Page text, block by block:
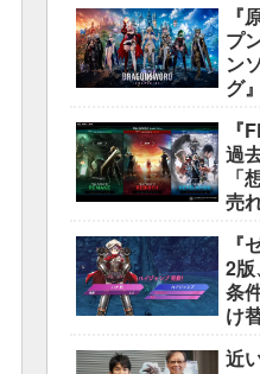
『
プ
ン
グ
件
『
過
「
売
『
2
条
け
近